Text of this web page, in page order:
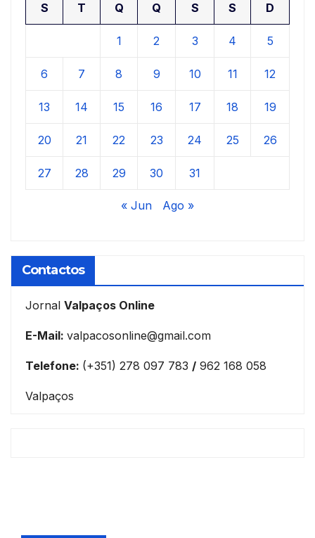
S T Q Q S S D
1 2 3 4 5
6 7 8 9 10 11 12
13 14 15 16 17 18 19
20 21 22 23 24 25 26
27 28 29 30 31
« Jun Ago »
Contactos
Jornal Valpaços Online
E-Mail: valpacosonline@gmail.com
Telefone: (+351) 278 097 783 / 962 168 058
Valpaços